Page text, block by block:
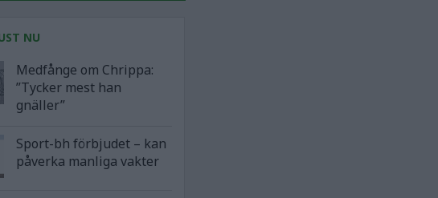
NU
Medfånge om Chrippa:
”Tycker mest han
gnäller”
Sport-bh förbjudet – kan
påverka manliga vakter